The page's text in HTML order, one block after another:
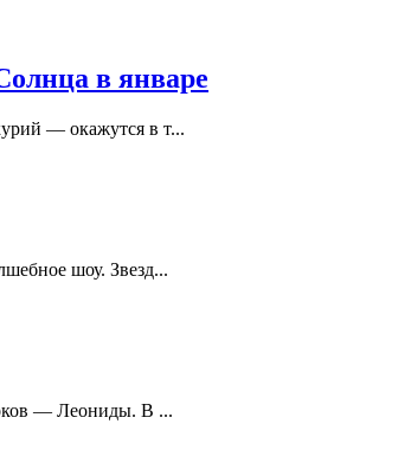
в январе
— окажутся в т...
шоу. Звезд...
— Леониды. В ...